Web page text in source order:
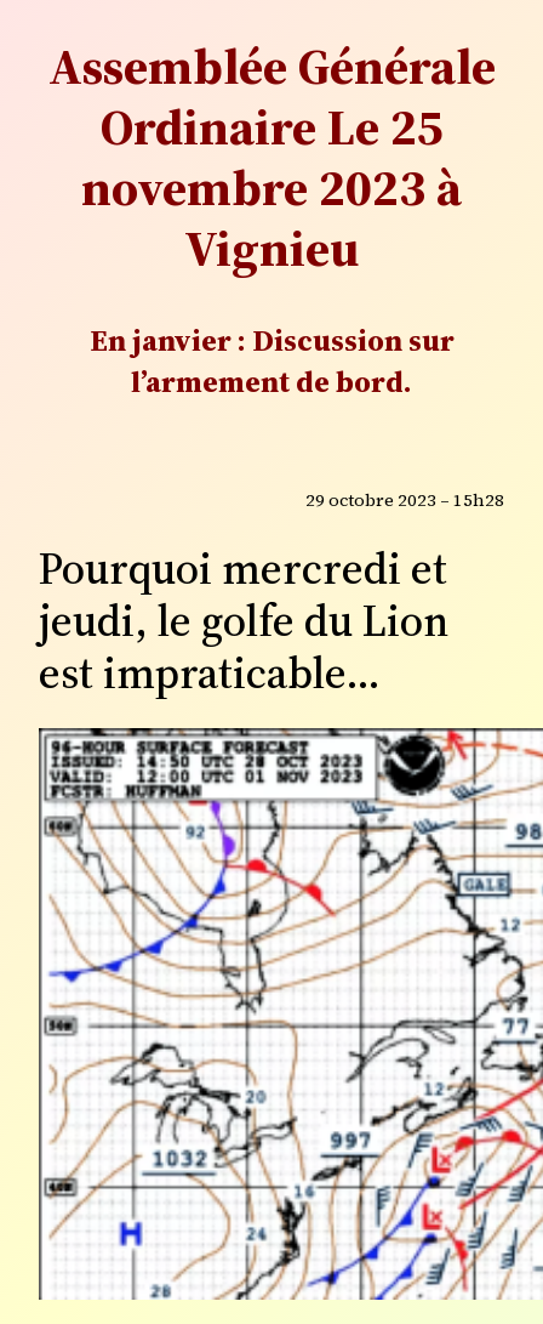
Assemblée Générale
Ordinaire Le 25
novembre 2023 à
Vignieu
En janvier : Discussion sur
l’armement de bord.
29 octobre 2023 – 15h28
Pourquoi mercredi et
jeudi, le golfe du Lion
est impraticable…